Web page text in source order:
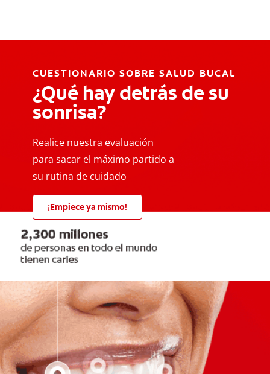
CUESTIONARIO SOBRE SALUD BUCAL
¿Qué hay detrás de su
sonrisa?
Realice nuestra evaluación
para sacar el máximo partido a
su rutina de cuidado
¡Empiece ya mismo!